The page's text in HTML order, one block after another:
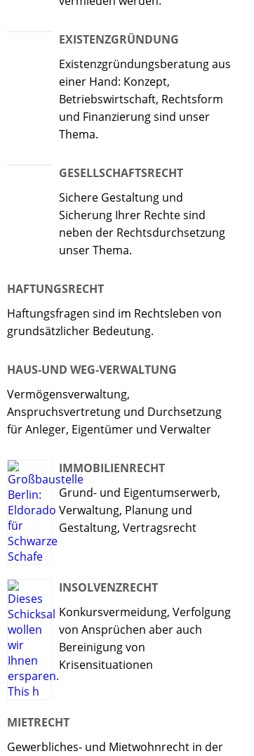
EXISTENZGRÜNDUNG
Existenzgründungsberatung aus
einer Hand: Konzept,
Betriebswirtschaft, Rechtsform
und Finanzierung sind unser
Thema.
GESELLSCHAFTSRECHT
Sichere Gestaltung und
Sicherung Ihrer Rechte sind
neben der Rechtsdurchsetzung
unser Thema.
HAFTUNGSRECHT
Haftungsfragen sind im Rechtsleben von
grundsätzlicher Bedeutung.
HAUS-UND WEG-VERWALTUNG
Vermögensverwaltung,
Anspruchsvertretung und Durchsetzung
für Anleger, Eigentümer und Verwalter
IMMOBILIENRECHT
Grund- und Eigentumserwerb,
Verwaltung, Planung und
Gestaltung, Vertragsrecht
INSOLVENZRECHT
Konkursvermeidung, Verfolgung
von Ansprüchen aber auch
Bereinigung von
Krisensituationen
MIETRECHT
Gewerbliches- und Mietwohnrecht in der